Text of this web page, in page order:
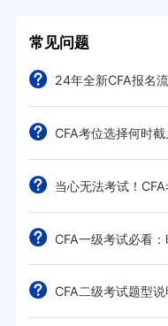
常见问题
24年全新CFA报名
CFA考位选择何时截
当心无法考试！
CFA一级考试必看
CFA二级考试题型